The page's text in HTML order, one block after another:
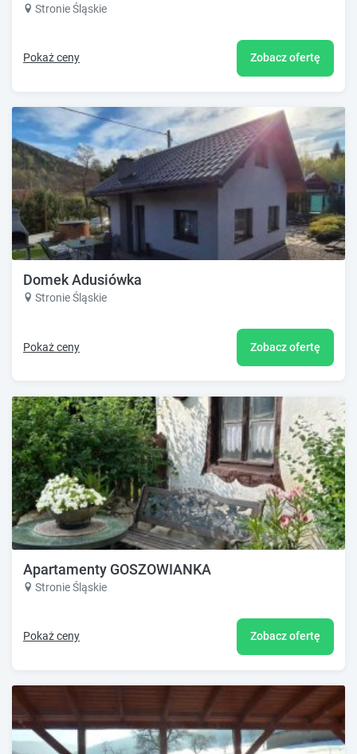
Stronie Śląskie
Pokaż ceny Zobacz ofertę
Domek Adusiówka
Stronie Śląskie
Pokaż ceny Zobacz ofertę
Apartamenty GOSZOWIANKA
Stronie Śląskie
Pokaż ceny Zobacz ofertę